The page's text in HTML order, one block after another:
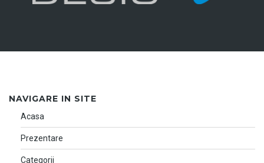
NAVIGARE IN SITE
Acasa
Prezentare
Categorii